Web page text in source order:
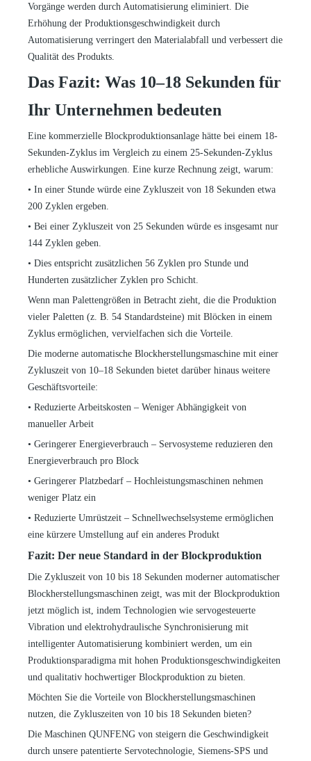
Vorgänge werden durch Automatisierung eliminiert. Die
Erhöhung der Produktionsgeschwindigkeit durch
Automatisierung verringert den Materialabfall und verbessert die
Qualität des Produkts.
Das Fazit: Was 10–18 Sekunden für
Ihr Unternehmen bedeuten
Eine kommerzielle Blockproduktionsanlage hätte bei einem 18-
Sekunden-Zyklus im Vergleich zu einem 25-Sekunden-Zyklus
erhebliche Auswirkungen. Eine kurze Rechnung zeigt, warum:
• In einer Stunde würde eine Zykluszeit von 18 Sekunden etwa
200 Zyklen ergeben.
• Bei einer Zykluszeit von 25 Sekunden würde es insgesamt nur
144 Zyklen geben.
• Dies entspricht zusätzlichen 56 Zyklen pro Stunde und
Hunderten zusätzlicher Zyklen pro Schicht.
Wenn man Palettengrößen in Betracht zieht, die die Produktion
vieler Paletten (z. B. 54 Standardsteine) mit Blöcken in einem
Zyklus ermöglichen, vervielfachen sich die Vorteile.
Die moderne automatische Blockherstellungsmaschine mit einer
Zykluszeit von 10–18 Sekunden bietet darüber hinaus weitere
Geschäftsvorteile:
• Reduzierte Arbeitskosten – Weniger Abhängigkeit von
manueller Arbeit
• Geringerer Energieverbrauch – Servosysteme reduzieren den
Energieverbrauch pro Block
• Geringerer Platzbedarf – Hochleistungsmaschinen nehmen
weniger Platz ein
• Reduzierte Umrüstzeit – Schnellwechselsysteme ermöglichen
eine kürzere Umstellung auf ein anderes Produkt
Fazit: Der neue Standard in der Blockproduktion
Die Zykluszeit von 10 bis 18 Sekunden moderner automatischer
Blockherstellungsmaschinen zeigt, was mit der Blockproduktion
jetzt möglich ist, indem Technologien wie servogesteuerte
Vibration und elektrohydraulische Synchronisierung mit
intelligenter Automatisierung kombiniert werden, um ein
Produktionsparadigma mit hohen Produktionsgeschwindigkeiten
und qualitativ hochwertiger Blockproduktion zu bieten.
Möchten Sie die Vorteile von Blockherstellungsmaschinen
nutzen, die Zykluszeiten von 10 bis 18 Sekunden bieten?
Die Maschinen QUNFENG von steigern die Geschwindigkeit
durch unsere patentierte Servotechnologie, Siemens-SPS und